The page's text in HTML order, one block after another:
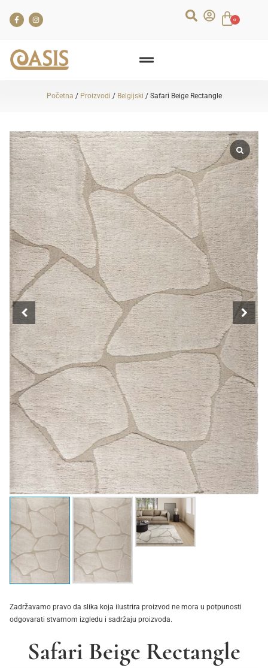
0
Početna / Proizvodi / Belgijski / Safari Beige Rectangle
Zadržavamo pravo da slika koja ilustrira proizvod ne mora u potpunosti
odgovarati stvarnom izgledu i sadržaju proizvoda.
Safari Beige Rectangle